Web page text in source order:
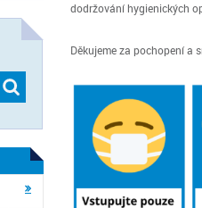
dodržování hygienických
Děkujeme za pochopení a